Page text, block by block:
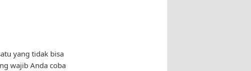
yang tidak bisa
wajib Anda coba